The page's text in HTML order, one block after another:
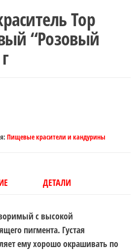
Top
“Розовый
Пищевые красители и кандурины
ДЕТАЛИ
с высокой
пигмента. Густая
ему хорошо окрашивать по